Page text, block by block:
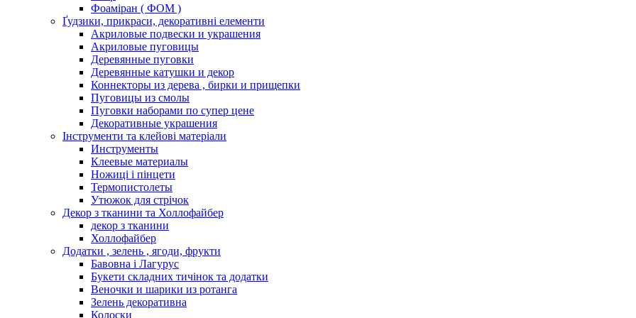
Фоаміран ( ФОМ )
Ґудзики, прикраси, декоративні елементи
Акриловые подвески и украшения
Акриловые пуговицы
Деревянные пуговки
Деревянные катушки и декор
Коннекторы из дерева , бирки и прищепки
Пуговицы из смолы
Пуговки наборами по супер цене
Декоративные украшения
Інструменти та клейові матеріали
Инструменты
Клеевые материалы
Ножиці і пінцети
Термопистолеты
Утюжок для стрічок
Декор з тканини та Холлофайбер
декор з тканини
Холлофайбер
Додатки , зелень , ягоди, фрукти
Бавовна і Лагурус
Букети складних тичінок та додатки
Веночки и шарики из ротанга
Зелень декоративна
Колоски